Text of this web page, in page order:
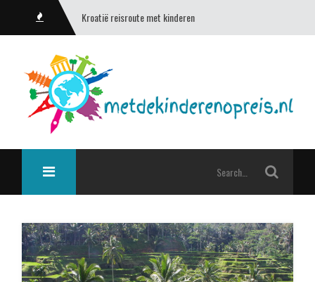
Kroatië reisroute met kinderen